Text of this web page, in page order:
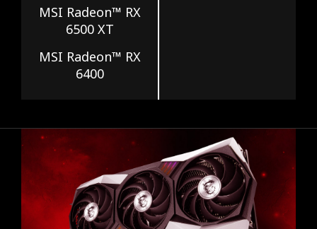
MSI Radeon™ RX
6500 XT
MSI Radeon™ RX
6400